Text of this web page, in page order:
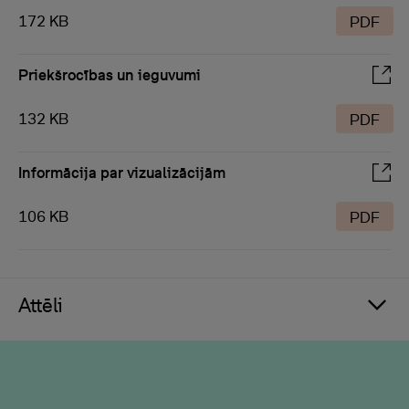
172 KB PDF
Priekšrocības un ieguvumi
132 KB PDF
Informācija par vizualizācijām
106 KB PDF
Attēli